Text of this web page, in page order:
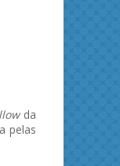
da
pelas